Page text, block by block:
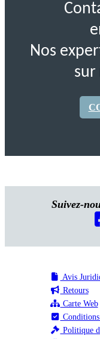
Nos
sur
Suivez-
Avis
Retours
Carte Web
Politique